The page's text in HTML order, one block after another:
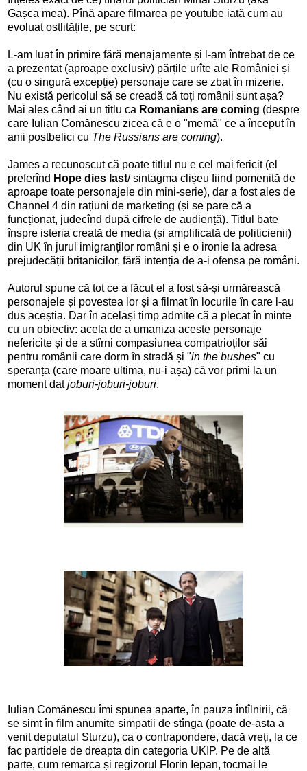
Gașca mea). Pînă apare filmarea pe youtube iată cum au
evoluat ostlitățile, pe scurt:
L-am luat în primire fără menajamente și l-am întrebat de ce
a prezentat (aproape exclusiv) părțile urîte ale României și
(cu o singură excepție) personaje care se zbat în mizerie.
Nu există pericolul să se creadă că toți românii sunt așa?
Mai ales când ai un titlu ca Romanians are coming (despre
care Iulian Comănescu zicea că e o "memă" ce a început în
anii postbelici cu The Russians are coming).
James a recunoscut că poate titlul nu e cel mai fericit (el
preferînd Hope dies last/ sintagma clișeu fiind pomenită de
aproape toate personajele din mini-serie), dar a fost ales de
Channel 4 din rațiuni de marketing (și se pare că a
funcționat, judecînd după cifrele de audiență). Titlul bate
înspre isteria creată de media (și amplificată de politicienii)
din UK în jurul imigranților români și e o ironie la adresa
prejudecății britanicilor, fără intenția de a-i ofensa pe români.
Autorul spune că tot ce a făcut el a fost să-și urmărească
personajele și povestea lor și a filmat în locurile în care l-au
dus aceștia. Dar în același timp admite că a plecat în minte
cu un obiectiv: acela de a umaniza aceste personaje
nefericite și de a stîrni compasiunea compatrioților săi
pentru românii care dorm în stradă și "in the bushes" cu
speranța (care moare ultima, nu-i așa) că vor primi la un
moment datjoburi-joburi-joburi.
Iulian Comănescu îmi spunea aparte, în pauza întîlnirii, că
se simt în film anumite simpatii de stînga (poate de-asta a
venit deputatul Sturzu), ca o contrapondere, dacă vreți, la ce
fac partidele de dreapta din categoria UKIP. Pe de altă
parte, cum remarca și regizorul Florin Iepan, tocmai le